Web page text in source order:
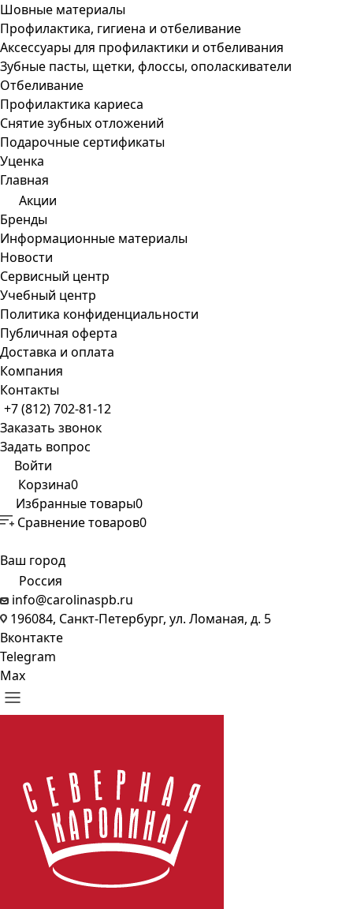
Шовные материалы
Профилактика, гигиена и отбеливание
Аксессуары для профилактики и отбеливания
Зубные пасты, щетки, флоссы, ополаскиватели
Отбеливание
Профилактика кариеса
Снятие зубных отложений
Подарочные сертификаты
Уценка
Главная
Акции
Бренды
Информационные материалы
Новости
Сервисный центр
Учебный центр
Политика конфиденциальности
Публичная оферта
Доставка и оплата
Компания
Контакты
+7 (812) 702-81-12
Заказать звонок
Задать вопрос
Войти
Корзина0
Избранные товары0
Сравнение товаров0
Ваш город
Россия
info@carolinaspb.ru
196084, Санкт-Петербург, ул. Ломаная, д. 5
Вконтакте
Telegram
Max